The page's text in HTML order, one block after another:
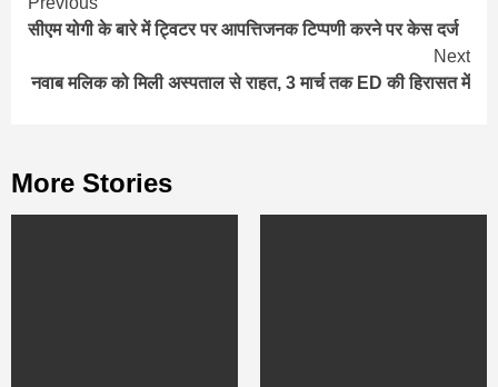
Reading
सीएम योगी के बारे में ट्विटर पर आपत्तिजनक टिप्पणी करने पर केस दर्ज
Next
नवाब मलिक को मिली अस्‍पताल से राहत, 3 मार्च तक ED की हिरासत में
More Stories